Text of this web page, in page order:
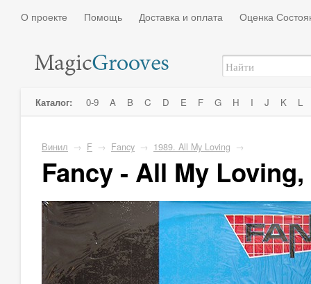
О проекте Помощь Доставка и оплата Оценка
Каталог: 0-9 A B C D E F G H I J K L
Винил → F → Fancy → 1989. All My Loving →
Fancy - All My Loving,